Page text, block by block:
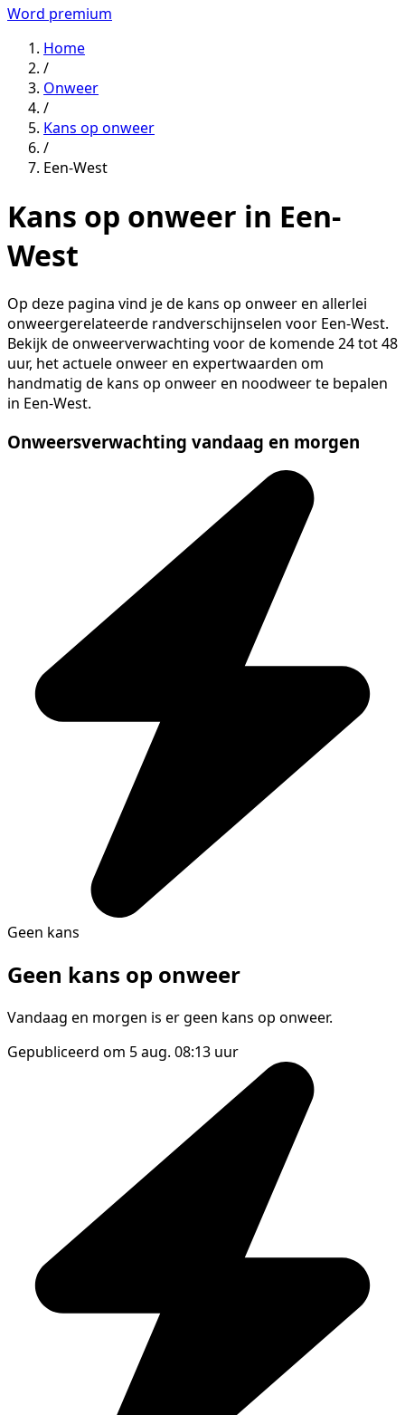
Word premium
Home
/
Onweer
/
Kans op onweer
/
Een-West
Kans op onweer in Een-
West
Op deze pagina vind je de kans op onweer en allerlei
onweergerelateerde randverschijnselen voor Een-West.
Bekijk de onweerverwachting voor de komende 24 tot 48
uur, het actuele onweer en expertwaarden om
handmatig de kans op onweer en noodweer te bepalen
in Een-West.
Onweersverwachting vandaag en morgen
Geen kans
Geen kans op onweer
Vandaag en morgen is er geen kans op onweer.
Gepubliceerd om 5 aug. 08:13 uur